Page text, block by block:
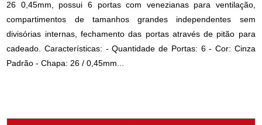
26 0,45mm, possui 6 portas com venezianas para ventilação,
compartimentos de tamanhos grandes independentes sem
divisórias internas, fechamento das portas através de pitão para
cadeado. Características: - Quantidade de Portas: 6 - Cor: Cinza
Padrão - Chapa: 26 / 0,45mm...